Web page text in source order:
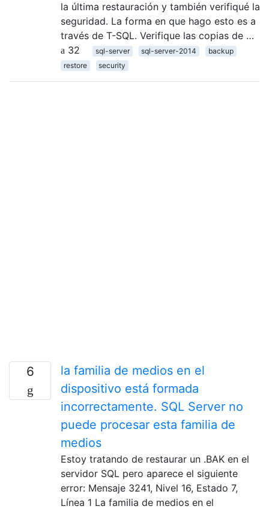
la última restauración y también verifiqué la
seguridad. La forma en que hago esto es a
través de T-SQL. Verifique las copias de …
32
sql-server sql-server-2014
backup
restore
security
6
la familia de medios en el
dispositivo está formada
incorrectamente. SQL Server no
puede procesar esta familia de
medios
Estoy tratando de restaurar un .BAK en el
servidor SQL pero aparece el siguiente
error: Mensaje 3241, Nivel 16, Estado 7,
Línea 1 La familia de medios en el